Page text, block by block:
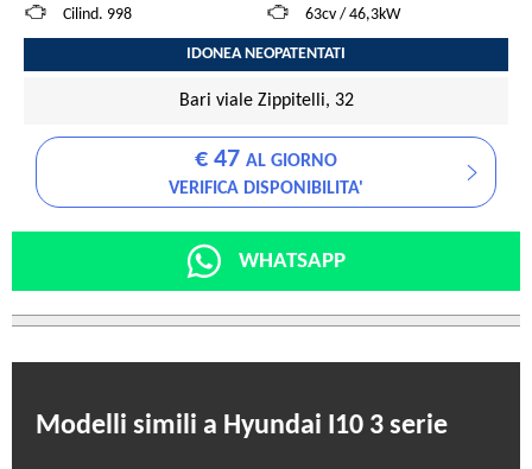
Cilind. 998 63cv / 46,3kW
IDONEA NEOPATENTATI
Bari viale Zippitelli, 32
€ 47 AL GIORNO
VERIFICA DISPONIBILITA'
WHATSAPP
Modelli simili a Hyundai I10 3 serie